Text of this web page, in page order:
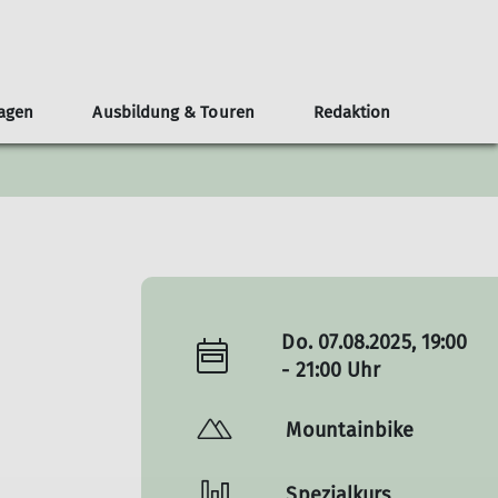
Öffentlichkeit und Klimaschutz
Gruppen Mitgestalten Service
Nordparkhütte im LAPADU
Leistungssport MTB-Gruppe Skigruppe
Topos
Ausbildung & Touren
Teilnahmebedingungen
Redaktion
Redaktionsteam
Do. 07.08.2025, 19:00
- 21:00 Uhr
Mountainbike